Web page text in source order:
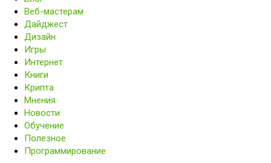
Веб-мастерам
Дайджест
Дизайн
Игры
Интернет
Книги
Крипта
Мнения
Новости
Обучение
Полезное
Программирование